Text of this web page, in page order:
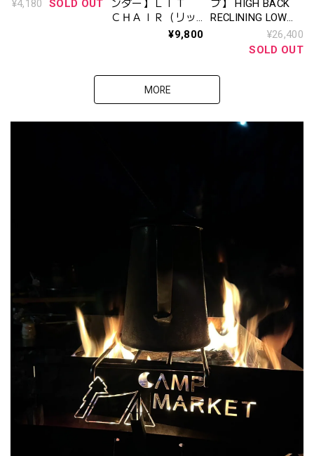
¥4,180 SOLD OUT
ンダー】ＬＩＴ
ＣＨＡＩＲ（リッ
¥9,800
ブ】 HIGH BACK
RECLINING LOW
ROVER CHAIR
（BLACK） ハイバ
ア （ブラック）
¥26,400
SOLD OUT
MORE